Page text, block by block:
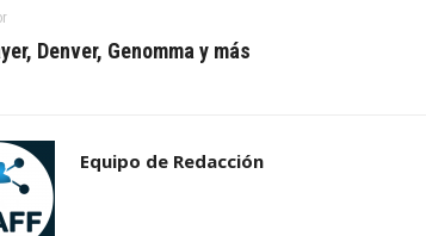
Denver, Genomma y más
Equipo de Redacción